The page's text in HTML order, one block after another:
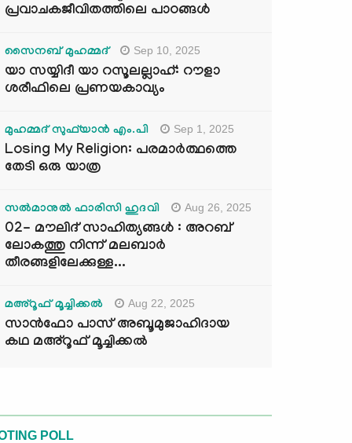
പ്രവാചകജീവിതത്തിലെ പാഠങ്ങൾ
സൈനബ് മുഹമ്മദ് Sep 10, 2025
യാ സയ്യിദീ യാ റസൂലല്ലാഹ്: റൗളാ
ശരീഫിലെ പ്രണയകാവ്യം
മുഹമ്മദ് സുഫ്‌യാൻ എം.പി Sep 1, 2025
Losing My Religion: പരമാർത്ഥത്തെ
തേടി ഒരു യാത്ര
സൽമാനുൽ ഫാരിസി ഹുദവി Aug 26, 2025
02- മൗലിദ് സാഹിത്യങ്ങൾ : അറബ്
ലോകത്തു നിന്ന് മലബാർ
തീരങ്ങളിലേക്കുള്ള...
മഅ്റൂഫ് മൂച്ചിക്കല്‍ Aug 22, 2025
സാൻഫോ പാസ് അബൂമുജാഹിദായ
കഥ മഅ്റൂഫ് മൂച്ചിക്കല്‍
POLL